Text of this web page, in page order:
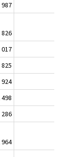
987
826
017
825
924
498
286
964